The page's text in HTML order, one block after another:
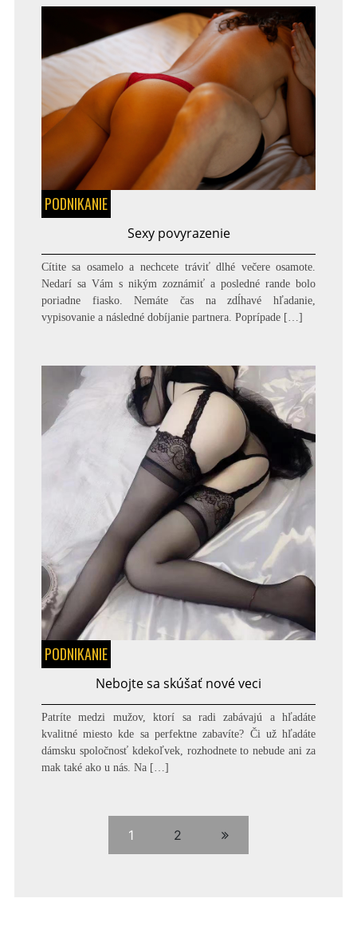
PODNIKANIE
Sexy povyrazenie
Cítite sa osamelo a nechcete tráviť dlhé večere osamote.
Nedarí sa Vám s nikým zoznámiť a posledné rande bolo
poriadne fiasko. Nemáte čas na zdĺhavé hľadanie,
vypisovanie a následné dobíjanie partnera. Poprípade […]
PODNIKANIE
Nebojte sa skúšať nové veci
Patríte medzi mužov, ktorí sa radi zabávajú a hľadáte
kvalitné miesto kde sa perfektne zabavíte? Či už hľadáte
dámsku spoločnosť kdekoľvek, rozhodnete to nebude ani za
mak také ako u nás. Na […]
1 2